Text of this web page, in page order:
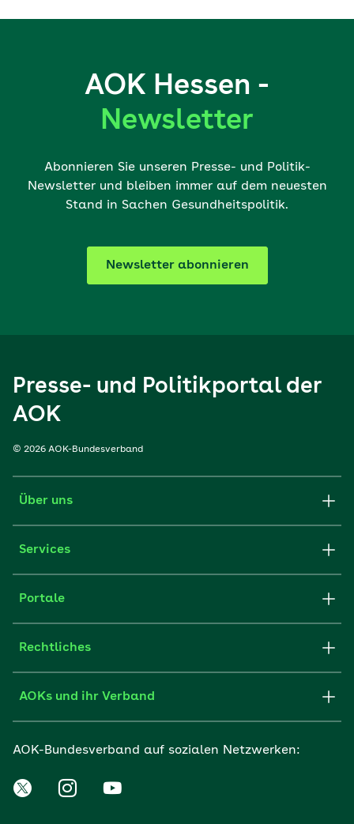
AOK Hessen -
Newsletter
Abonnieren Sie unseren Presse- und Politik-
Newsletter und bleiben immer auf dem neuesten
Stand in Sachen Gesundheitspolitik.
Newsletter abonnieren
Presse- und Politikportal der
AOK
© 2026 AOK-Bundesverband
Über uns
Services
Portale
Rechtliches
AOKs und ihr Verband
AOK-Bundesverband auf sozialen Netzwerken: